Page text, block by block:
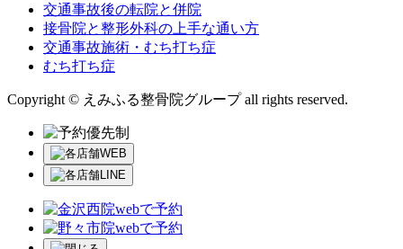
交通事故後の転院と併院
接骨院と整形外科の上手な通い方
交通事故施術・むち打ち症
むち打ち症
Copyright © えみふる整骨院グループ all rights reserved.